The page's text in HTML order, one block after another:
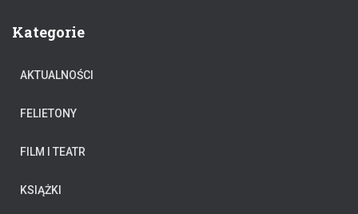
Kategorie
AKTUALNOŚCI
FELIETONY
FILM I TEATR
KSIĄŻKI